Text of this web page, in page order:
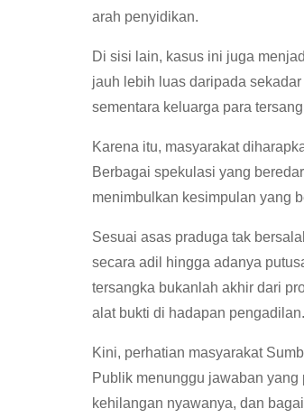
arah penyidikan.
Di sisi lain, kasus ini juga
jauh lebih luas daripada
sementara keluarga para
Karena itu, masyarakat
Berbagai spekulasi yang
menimbulkan kesimpulan yang
Sesuai asas praduga tak
secara adil hingga adanya
tersangka bukanlah akhir dari
alat bukti di hadapan pengadilan.
Kini, perhatian masyarakat
Publik menunggu jawaban
kehilangan nyawanya, dan